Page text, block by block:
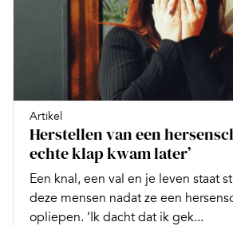
Artikel
Herstellen van een
echte klap kwam later’
Een knal, een val en je leven staat
deze mensen nadat ze een
opliepen. ‘Ik dacht dat ik gek...